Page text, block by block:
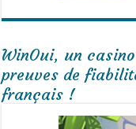
WinOui, un
preuves de
français !